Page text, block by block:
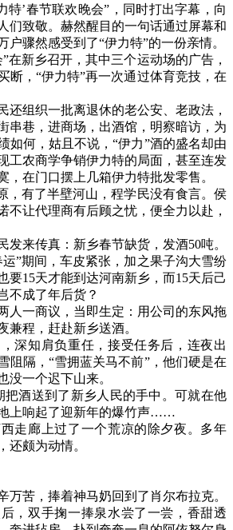
特’春节联欢晚会”，同时打出字幕，向
们致敬。赫然醒目的一句话通过屏幕和
户骤然感受到了“伊力特”的一份亲情。
新乡召开，其中三个运动场的广告，
断，“伊力特”再一次通过体育竞技，在
组织一批离退休的老公安、老政法，
串巷，进商场，出酒馆，明察暗访，为
如何，姑且不说，“伊力”酒的盛名却由
工农商学争销伊力特的局面，甚至连发
，在门口摆上几箱伊力特批发零售。
有了半壁河山，程学民没有食言。侯
不让代理商有后顾之忧，便全力以赴，
来传真：新乡春节缺货，发酒50吨。
”期间，车皮紧张，加之果子沟大雪纷
要15天才能到达河南新乡，而15天后己
不成了年后货？
一商议，当即生定：用公司的东风拖
兼程，赶赴新乡送酒。
知肩负重任，接受任务后，连夜出
阻隔，“雪拥蓝关马不前”，他们硬是在
没一个迟下山来。
酒送到了新乡人民的手中。可就在他
上响起了迎新年的爆竹声……
廊上过了一个荒凉的除夕夜。多年
还颇为动情。
苦，捧着神马奶回到了肖尔布拉克。
，双手掬一捧泉水尝了一尝，香甜透